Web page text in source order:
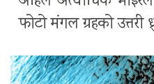
फोटो मंगल ग्रहको उत्तरी